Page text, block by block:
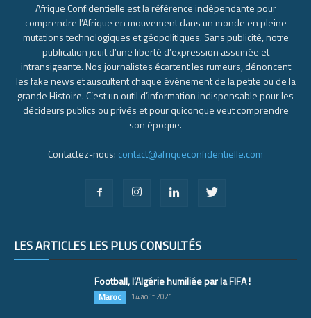
Afrique Confidentielle est la référence indépendante pour
comprendre l’Afrique en mouvement dans un monde en pleine
mutations technologiques et géopolitiques. Sans publicité, notre
publication jouit d’une liberté d’expression assumée et
intransigeante. Nos journalistes écartent les rumeurs, dénoncent
les fake news et auscultent chaque événement de la petite ou de la
grande Histoire. C’est un outil d’information indispensable pour les
décideurs publics ou privés et pour quiconque veut comprendre
son époque.
Contactez-nous: contact@afriqueconfidentielle.com
LES ARTICLES LES PLUS CONSULTÉS
Football, l’Algérie humiliée par la FIFA !
Maroc 14 août 2021